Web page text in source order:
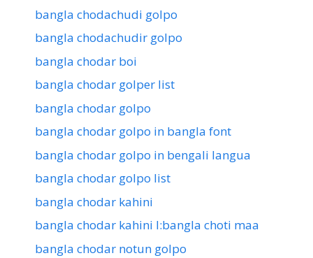
bangla chodachudi golpo
bangla chodachudir golpo
bangla chodar boi
bangla chodar golper list
bangla chodar golpo
bangla chodar golpo in bangla font
bangla chodar golpo in bengali langua
bangla chodar golpo list
bangla chodar kahini
bangla chodar kahini l:bangla choti maa
bangla chodar notun golpo